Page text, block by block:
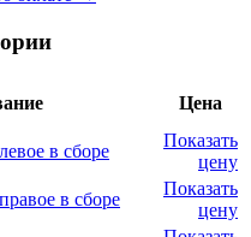
Цена
в сборе
Показать
цену
в сборе
Показать
цену